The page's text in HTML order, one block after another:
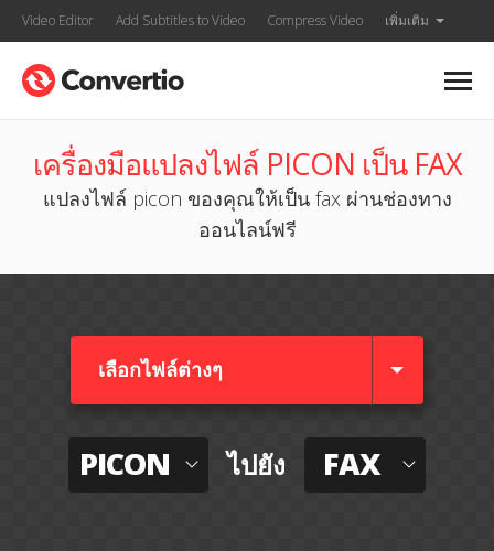
Video Editor Add Subtitles to Video Compress Video เพิ่มเติม
เครื่องมือแปลงไฟล์ PICON เป็น FAX
แปลงไฟล์ picon ของคุณให้เป็น fax ผ่านช่องทาง
ออนไลน์ฟรี
เลือกไฟล์ต่างๆ​
PICON ไปยัง FAX